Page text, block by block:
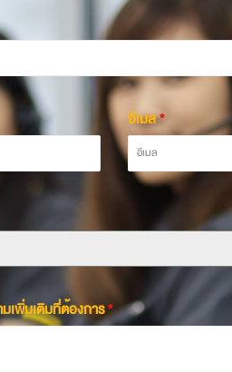
อีเมล*
มเพิ่มเติมที่ต้องการ*